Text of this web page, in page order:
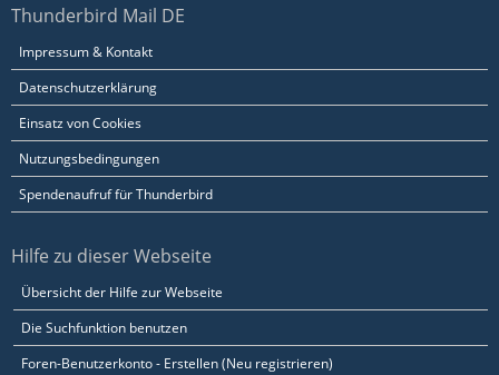
Thunderbird Mail DE
Impressum & Kontakt
Datenschutzerklärung
Einsatz von Cookies
Nutzungsbedingungen
Spendenaufruf für Thunderbird
Hilfe zu dieser Webseite
Übersicht der Hilfe zur Webseite
Die Suchfunktion benutzen
Foren-Benutzerkonto - Erstellen (Neu registrieren)